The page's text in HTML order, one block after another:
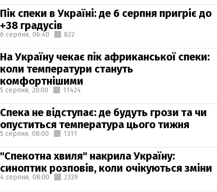
Пік спеки в Україні: де 6 серпня пригріє до
+38 градусів
6 серпня, 06:40 822
На Україну чекає пік африканської спеки:
коли температури стануть
комфортнішими
5 серпня, 20:00 11424
Спека не відступає: де будуть грози та чи
опуститься температура цього тижня
5 серпня, 08:00 1311
"Спекотна хвиля" накрила Україну:
синоптик розповів, коли очікуються зміни
4 серпня, 08:00 2339